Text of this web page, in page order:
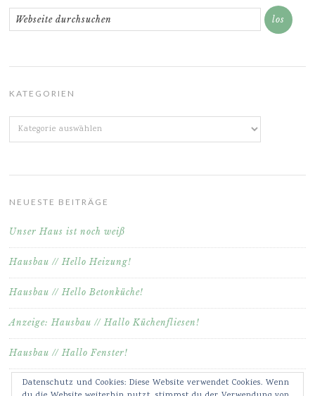
KATEGORIEN
Kategorien
NEUESTE BEITRÄGE
Unser Haus ist noch weiß
Hausbau // Hello Heizung!
Hausbau // Hello Betonküche!
Anzeige: Hausbau // Hallo Küchenfliesen!
Hausbau // Hallo Fenster!
Datenschutz und Cookies: Diese Website verwendet Cookies. Wenn